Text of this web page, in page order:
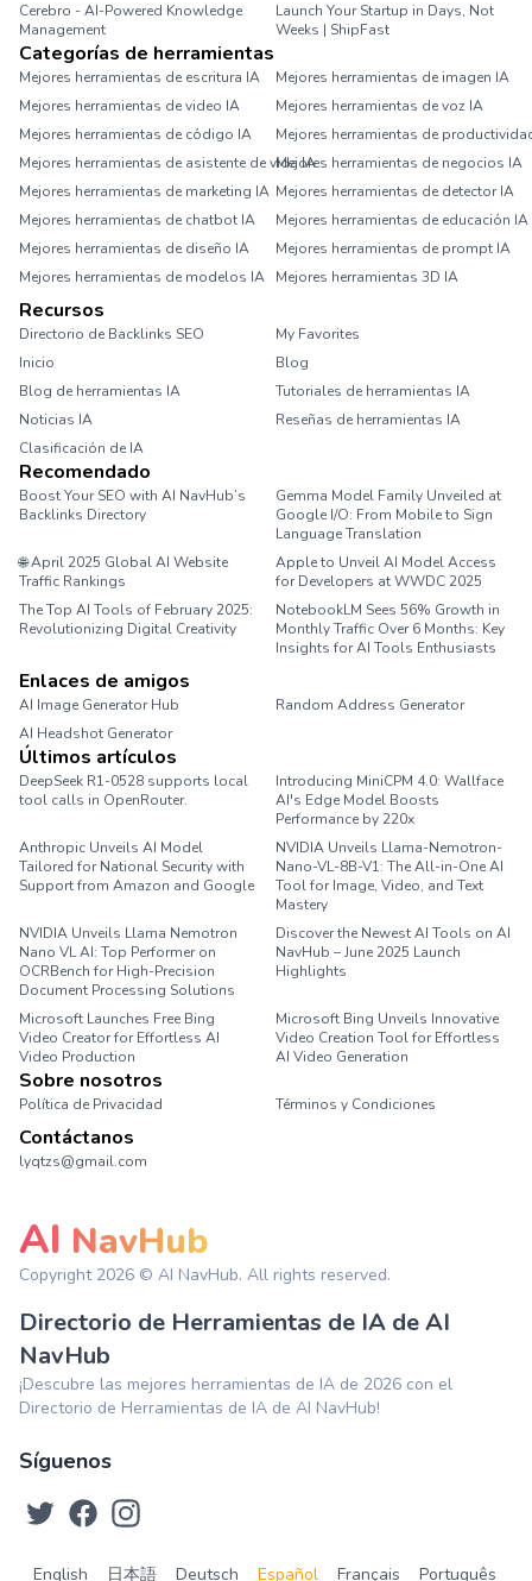
Cerebro - AI-Powered Knowledge
Management
Launch Your Startup in Days, Not
Weeks | ShipFast
Categorías de herramientas
Mejores herramientas de escritura IA
Mejores herramientas de imagen IA
Mejores herramientas de video IA
Mejores herramientas de voz IA
Mejores herramientas de código IA
Mejores herramientas de
Mejores herramientas de asistente de vida IAMejores herramientas de negocios IA
Mejores herramientas de marketing IA Mejores herramientas de detector IA
Mejores herramientas de chatbot IA
Mejores herramientas de educación IA
Mejores herramientas de diseño IA
Mejores herramientas de prompt IA
Mejores herramientas de modelos IA
Mejores herramientas 3D IA
Recursos
Directorio de Backlinks SEO
My Favorites
Inicio
Blog
Blog de herramientas IA
Tutoriales de herramientas IA
Noticias IA
Reseñas de herramientas IA
Clasificación de IA
Recomendado
Boost Your SEO with AI NavHub’s
Backlinks Directory
Gemma Model Family Unveiled at
Google I/O: From Mobile to Sign
Language Translation
🌐 April 2025 Global AI Website
Traffic Rankings
Apple to Unveil AI Model Access
for Developers at WWDC 2025
The Top AI Tools of February 2025:
Revolutionizing Digital Creativity
NotebookLM Sees 56% Growth in
Monthly Traffic Over 6 Months: Key
Insights for AI Tools Enthusiasts
Enlaces de amigos
AI Image Generator Hub
Random Address Generator
AI Headshot Generator
Últimos artículos
DeepSeek R1-0528 supports local
tool calls in OpenRouter.
Introducing MiniCPM 4.0: Wallface
AI's Edge Model Boosts
Performance by 220x
Anthropic Unveils AI Model
Tailored for National Security with
Support from Amazon and Google
NVIDIA Unveils Llama-Nemotron-
Nano-VL-8B-V1: The All-in-One AI
Tool for Image, Video, and Text
Mastery
NVIDIA Unveils Llama Nemotron
Nano VL AI: Top Performer on
OCRBench for High-Precision
Document Processing Solutions
Discover the Newest AI Tools on AI
NavHub – June 2025 Launch
Highlights
Microsoft Launches Free Bing
Video Creator for Effortless AI
Video Production
Microsoft Bing Unveils Innovative
Video Creation Tool for Effortless
AI Video Generation
Sobre nosotros
Política de Privacidad Términos y Condiciones
Contáctanos
lyqtzs@gmail.com
AI NavHub
Copyright 2026 © AI NavHub. All rights reserved.
Directorio de Herramientas de IA de AI
NavHub
¡Descubre las mejores herramientas de IA de 2026 con el
Directorio de Herramientas de IA de AI NavHub!
Síguenos
English 日本語 Deutsch Español Français Português